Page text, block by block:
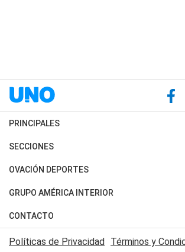
PRINCIPALES
Últimas Noticias
Política
Judiciales
Economia
SECCIONES
Horóscopo
Motores
Trucos caseros
Series y Películas
OVACIÓN DEPORTES
Fútbol
Mundial
Automovilismo
Rugby
GRUPO AMÉRICA INTERIOR
Canal 7 en Vivo
CONTACTO
Acerca de Nosotros
Políticas de Privacidad Términos y